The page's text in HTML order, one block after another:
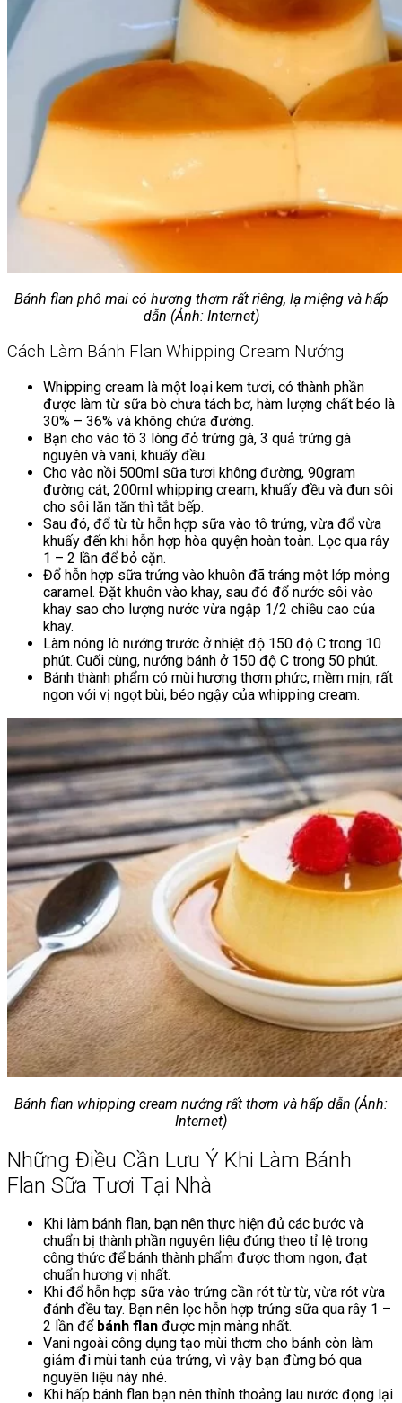
Bánh flan phô mai có hương thơm rất riêng, lạ miệng và hấp
dẫn (Ảnh: Internet)
Cách Làm Bánh Flan Whipping Cream Nướng
Whipping cream là một loại kem tươi, có thành phần
được làm từ sữa bò chưa tách bơ, hàm lượng chất béo là
30% – 36% và không chứa đường.
Bạn cho vào tô 3 lòng đỏ trứng gà, 3 quả trứng gà
nguyên và vani, khuấy đều.
Cho vào nồi 500ml sữa tươi không đường, 90gram
đường cát, 200ml whipping cream, khuấy đều và đun sôi
cho sôi lăn tăn thì tắt bếp.
Sau đó, đổ từ từ hỗn hợp sữa vào tô trứng, vừa đổ vừa
khuấy đến khi hỗn hợp hòa quyện hoàn toàn. Lọc qua rây
1 – 2 lần để bỏ cặn.
Đổ hỗn hợp sữa trứng vào khuôn đã tráng một lớp mỏng
caramel. Đặt khuôn vào khay, sau đó đổ nước sôi vào
khay sao cho lượng nước vừa ngập 1/2 chiều cao của
khay.
Làm nóng lò nướng trước ở nhiệt độ 150 độ C trong 10
phút. Cuối cùng, nướng bánh ở 150 độ C trong 50 phút.
Bánh thành phẩm có mùi hương thơm phức, mềm mịn, rất
ngon với vị ngọt bùi, béo ngậy của whipping cream.
Bánh flan whipping cream nướng rất thơm và hấp dẫn (Ảnh:
Internet)
Những Điều Cần Lưu Ý Khi Làm Bánh
Flan Sữa Tươi Tại Nhà
Khi làm bánh flan, bạn nên thực hiện đủ các bước và
chuẩn bị thành phần nguyên liệu đúng theo tỉ lệ trong
công thức để bánh thành phẩm được thơm ngon, đạt
chuẩn hương vị nhất.
Khi đổ hỗn hợp sữa vào trứng cần rót từ từ, vừa rót vừa
đánh đều tay. Bạn nên lọc hỗn hợp trứng sữa qua rây 1 –
2 lần để bánh flan được mịn màng nhất.
Vani ngoài công dụng tạo mùi thơm cho bánh còn làm
giảm đi mùi tanh của trứng, vì vậy bạn đừng bỏ qua
nguyên liệu này nhé.
Khi hấp bánh flan bạn nên thỉnh thoảng lau nước đọng lại